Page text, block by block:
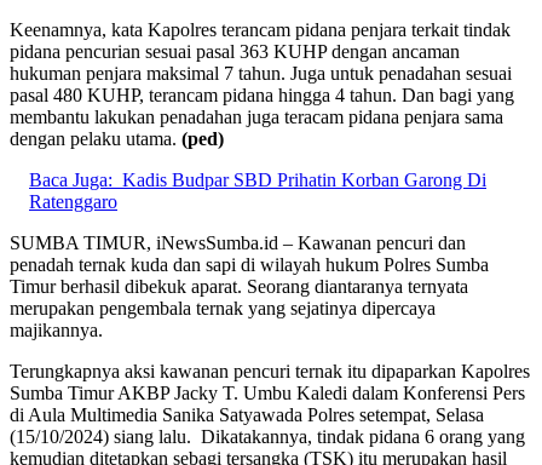
Keenamnya, kata Kapolres terancam pidana penjara terkait tindak
pidana pencurian sesuai pasal 363 KUHP dengan ancaman
hukuman penjara maksimal 7 tahun. Juga untuk penadahan sesuai
pasal 480 KUHP, terancam pidana hingga 4 tahun. Dan bagi yang
membantu lakukan penadahan juga teracam pidana penjara sama
dengan pelaku utama. (ped)
Baca Juga: Kadis Budpar SBD Prihatin Korban Garong Di
Ratenggaro
SUMBA TIMUR, iNewsSumba.id – Kawanan pencuri dan
penadah ternak kuda dan sapi di wilayah hukum Polres Sumba
Timur berhasil dibekuk aparat. Seorang diantaranya ternyata
merupakan pengembala ternak yang sejatinya dipercaya
majikannya.
Terungkapnya aksi kawanan pencuri ternak itu dipaparkan Kapolres
Sumba Timur AKBP Jacky T. Umbu Kaledi dalam Konferensi Pers
di Aula Multimedia Sanika Satyawada Polres setempat, Selasa
(15/10/2024) siang lalu. Dikatakannya, tindak pidana 6 orang yang
kemudian ditetapkan sebagi tersangka (TSK) itu merupakan hasil